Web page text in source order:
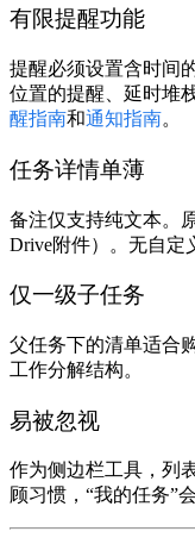
有限提醒功能
提醒必须设置含时间
位置的提醒、延时堆
醒指南和通知指南。
任务详情单薄
备注仅支持纯文本。
Drive附件）。无自定
仅一级子任务
父任务下的清单适合
工作分解结构。
易被忽视
作为侧边栏工具，列
顾习惯，“我的任务”